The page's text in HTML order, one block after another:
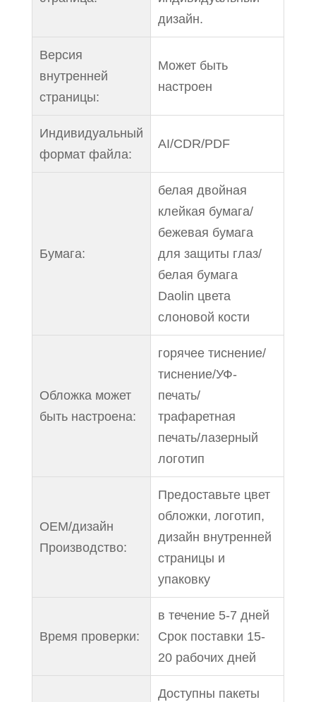
дизайн.
Версия
внутренней
страницы:
Может быть
настроен
Индивидуальный
формат файла:
AI/CDR/PDF
Бумага:
белая двойная
клейкая бумага/
бежевая бумага
для защиты глаз/
белая бумага
Daolin цвета
слоновой кости
Обложка может
быть настроена:
горячее тиснение/
тиснение/УФ-
печать/
трафаретная
печать/лазерный
логотип
OEM/дизайн
Производство:
Предоставьте цвет
обложки, логотип,
дизайн внутренней
страницы и
упаковку
Время проверки:
в течение 5-7 дней
Срок поставки 15-
20 рабочих дней
Доступны пакеты